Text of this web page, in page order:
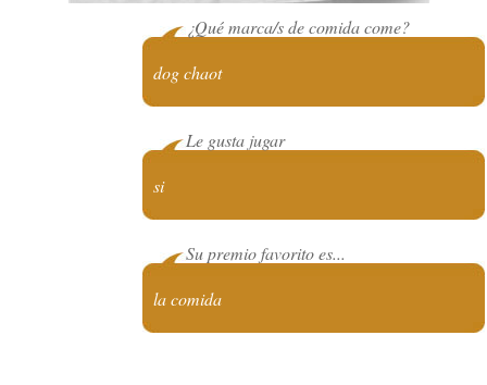
¿Qué marca/s de comida come?
dog chaot
Le gusta jugar
si
Su premio favorito es...
la comida